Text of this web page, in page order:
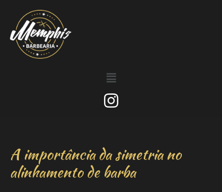
A importância da simetria no
alinhamento de barba